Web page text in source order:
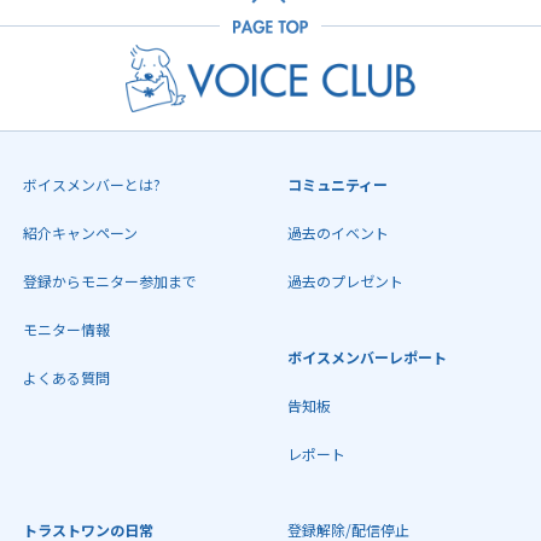
ボイスメンバーとは?
紹介キャンペーン
登録からモニター参加まで
モニター情報
よくある質問
コミュニティー
過去のイベント
過去のプレゼント
ボイスメンバーレポート
告知板
レポート
トラストワンの日常 登録解除/配信停止